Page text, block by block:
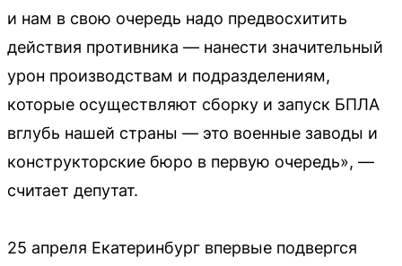
и нам в свою очередь надо предвосхитить
действия противника — нанести значительный
урон производствам и подразделениям,
которые осуществляют сборку и запуск БПЛА
вглубь нашей страны — это военные заводы и
конструкторские бюро в первую очередь», —
считает депутат.
25 апреля Екатеринбург впервые подвергся